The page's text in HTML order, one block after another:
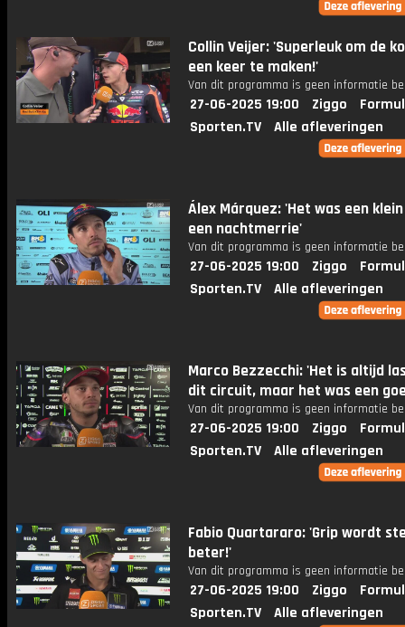
Collin Veijer: 'Superleuk om de
een keer te maken!'
Van dit programma is geen informatie
27-06-2025 19:00 Ziggo
Sporten.TV
Alle afleveringen
Álex Márquez: 'Het was een
een nachtmerrie'
Van dit programma is geen informatie
27-06-2025 19:00 Ziggo
Sporten.TV
Alle afleveringen
Marco Bezzecchi: 'Het is altijd
dit circuit, maar het was een
Van dit programma is geen informatie
27-06-2025 19:00 Ziggo
Sporten.TV
Alle afleveringen
Fabio Quartararo: 'Grip wordt
beter!'
Van dit programma is geen informatie
27-06-2025 19:00 Ziggo
Sporten.TV
Alle afleveringen